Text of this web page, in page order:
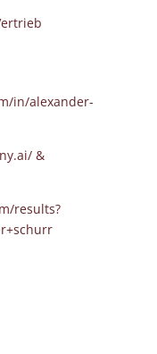
in/alexander-
&
results?